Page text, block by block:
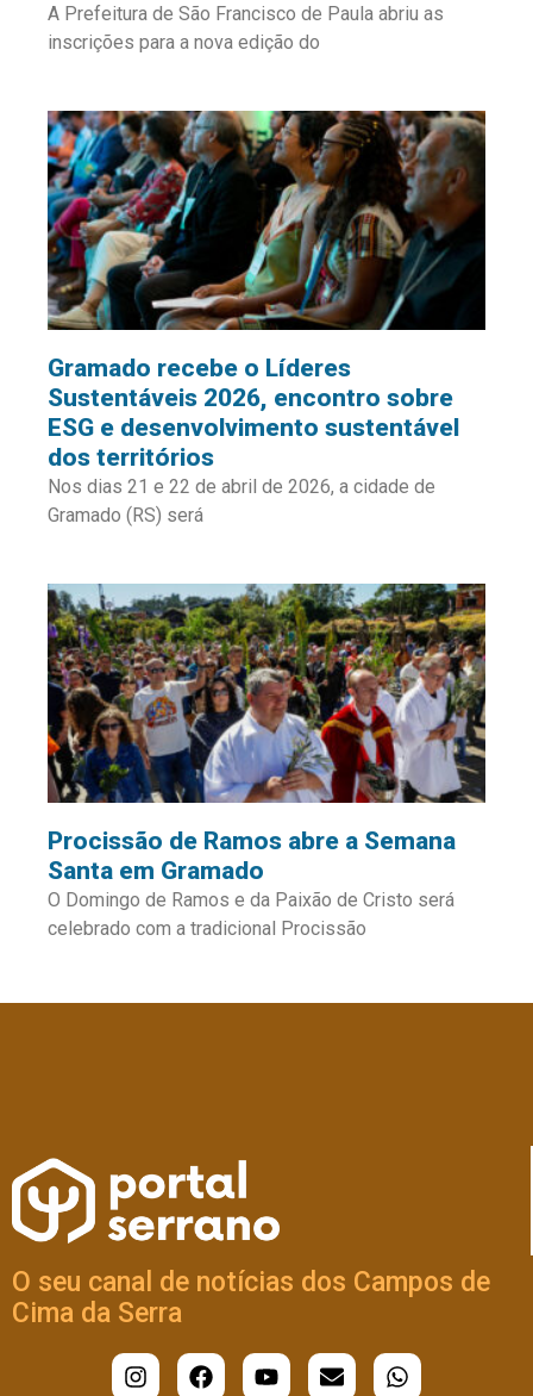
A Prefeitura de São Francisco de Paula abriu as
inscrições para a nova edição do
Gramado recebe o Líderes
Sustentáveis 2026, encontro sobre
ESG e desenvolvimento sustentável
dos territórios
Nos dias 21 e 22 de abril de 2026, a cidade de
Gramado (RS) será
Procissão de Ramos abre a Semana
Santa em Gramado
O Domingo de Ramos e da Paixão de Cristo será
celebrado com a tradicional Procissão
O seu canal de notícias dos Campos de
Cima da Serra